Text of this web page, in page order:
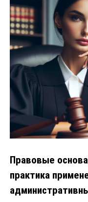
Правовые
практика